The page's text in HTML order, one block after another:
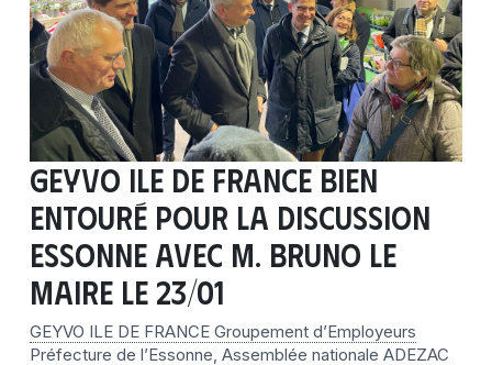
GEYVO ILE DE FRANCE bien
entouré pour la discussion
ESSONNE avec M. BRUNO LE
MAIRE le 23/01
GEYVO ILE DE FRANCE Groupement d’Employeurs
Préfecture de l’Essonne Assemblée nationale ADEZAC